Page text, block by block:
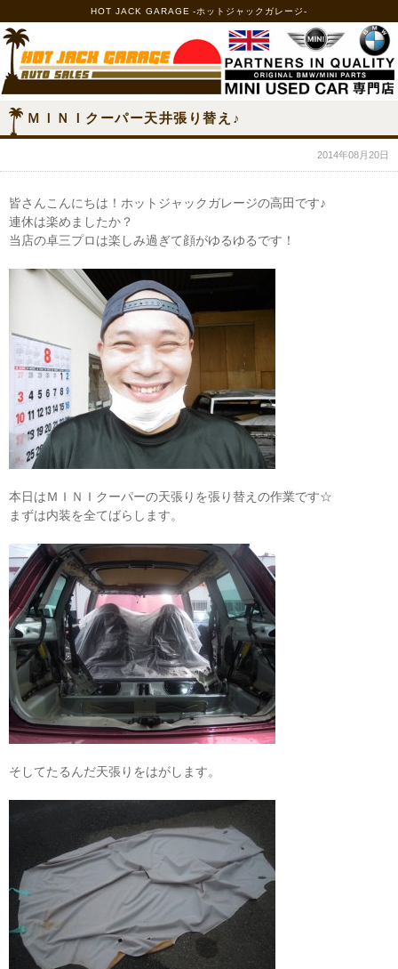
HOT JACK GARAGE -ホットジャックガレージ-
ＭＩＮＩクーパー天井張り替え♪
2014年08月20日
皆さんこんにちは！ホットジャックガレージの高田です♪
連休は楽めましたか？
当店の卓三プロは楽しみ過ぎて顔がゆるゆるです！
本日はＭＩＮＩクーパーの天張りを張り替えの作業です☆
まずは内装を全てばらします。
そしてたるんだ天張りをはがします。